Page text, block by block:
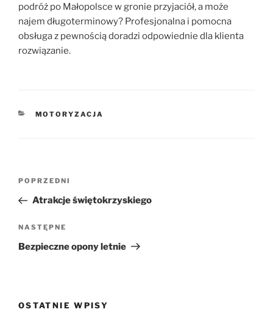
podróż po Małopolsce w gronie przyjaciół, a może
najem długoterminowy? Profesjonalna i pomocna
obsługa z pewnością doradzi odpowiednie dla klienta
rozwiązanie.
KATEGORIE
MOTORYZACJA
Nawigacja
Poprzedni
wpis
POPRZEDNI
Atrakcje świętokrzyskiego
Następny
wpis
NASTĘPNE
Bezpieczne opony letnie
OSTATNIE WPISY